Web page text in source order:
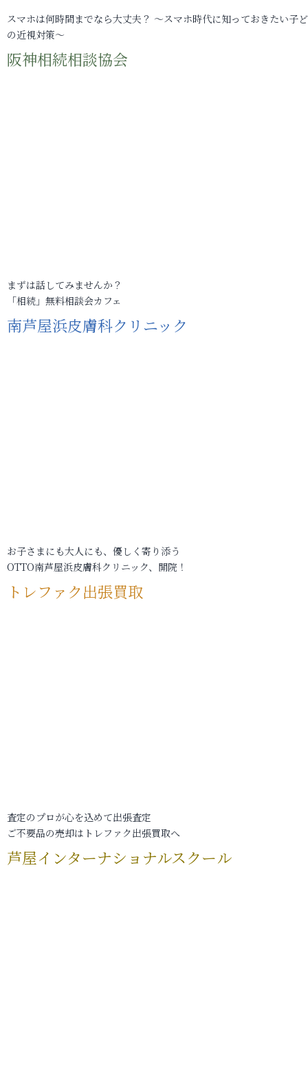
スマホは何時間までなら大丈夫？ ～スマホ時代に知っておきたい子
の近視対策～
阪神相続相談協会
まずは話してみませんか？
「相続」無料相談会カフェ
南芦屋浜皮膚科クリニック
お子さまにも大人にも、優しく寄り添う
OTTO南芦屋浜皮膚科クリニック、開院！
トレファク出張買取
査定のプロが心を込めて出張査定
ご不要品の売却はトレファク出張買取へ
芦屋インターナショナルスクール